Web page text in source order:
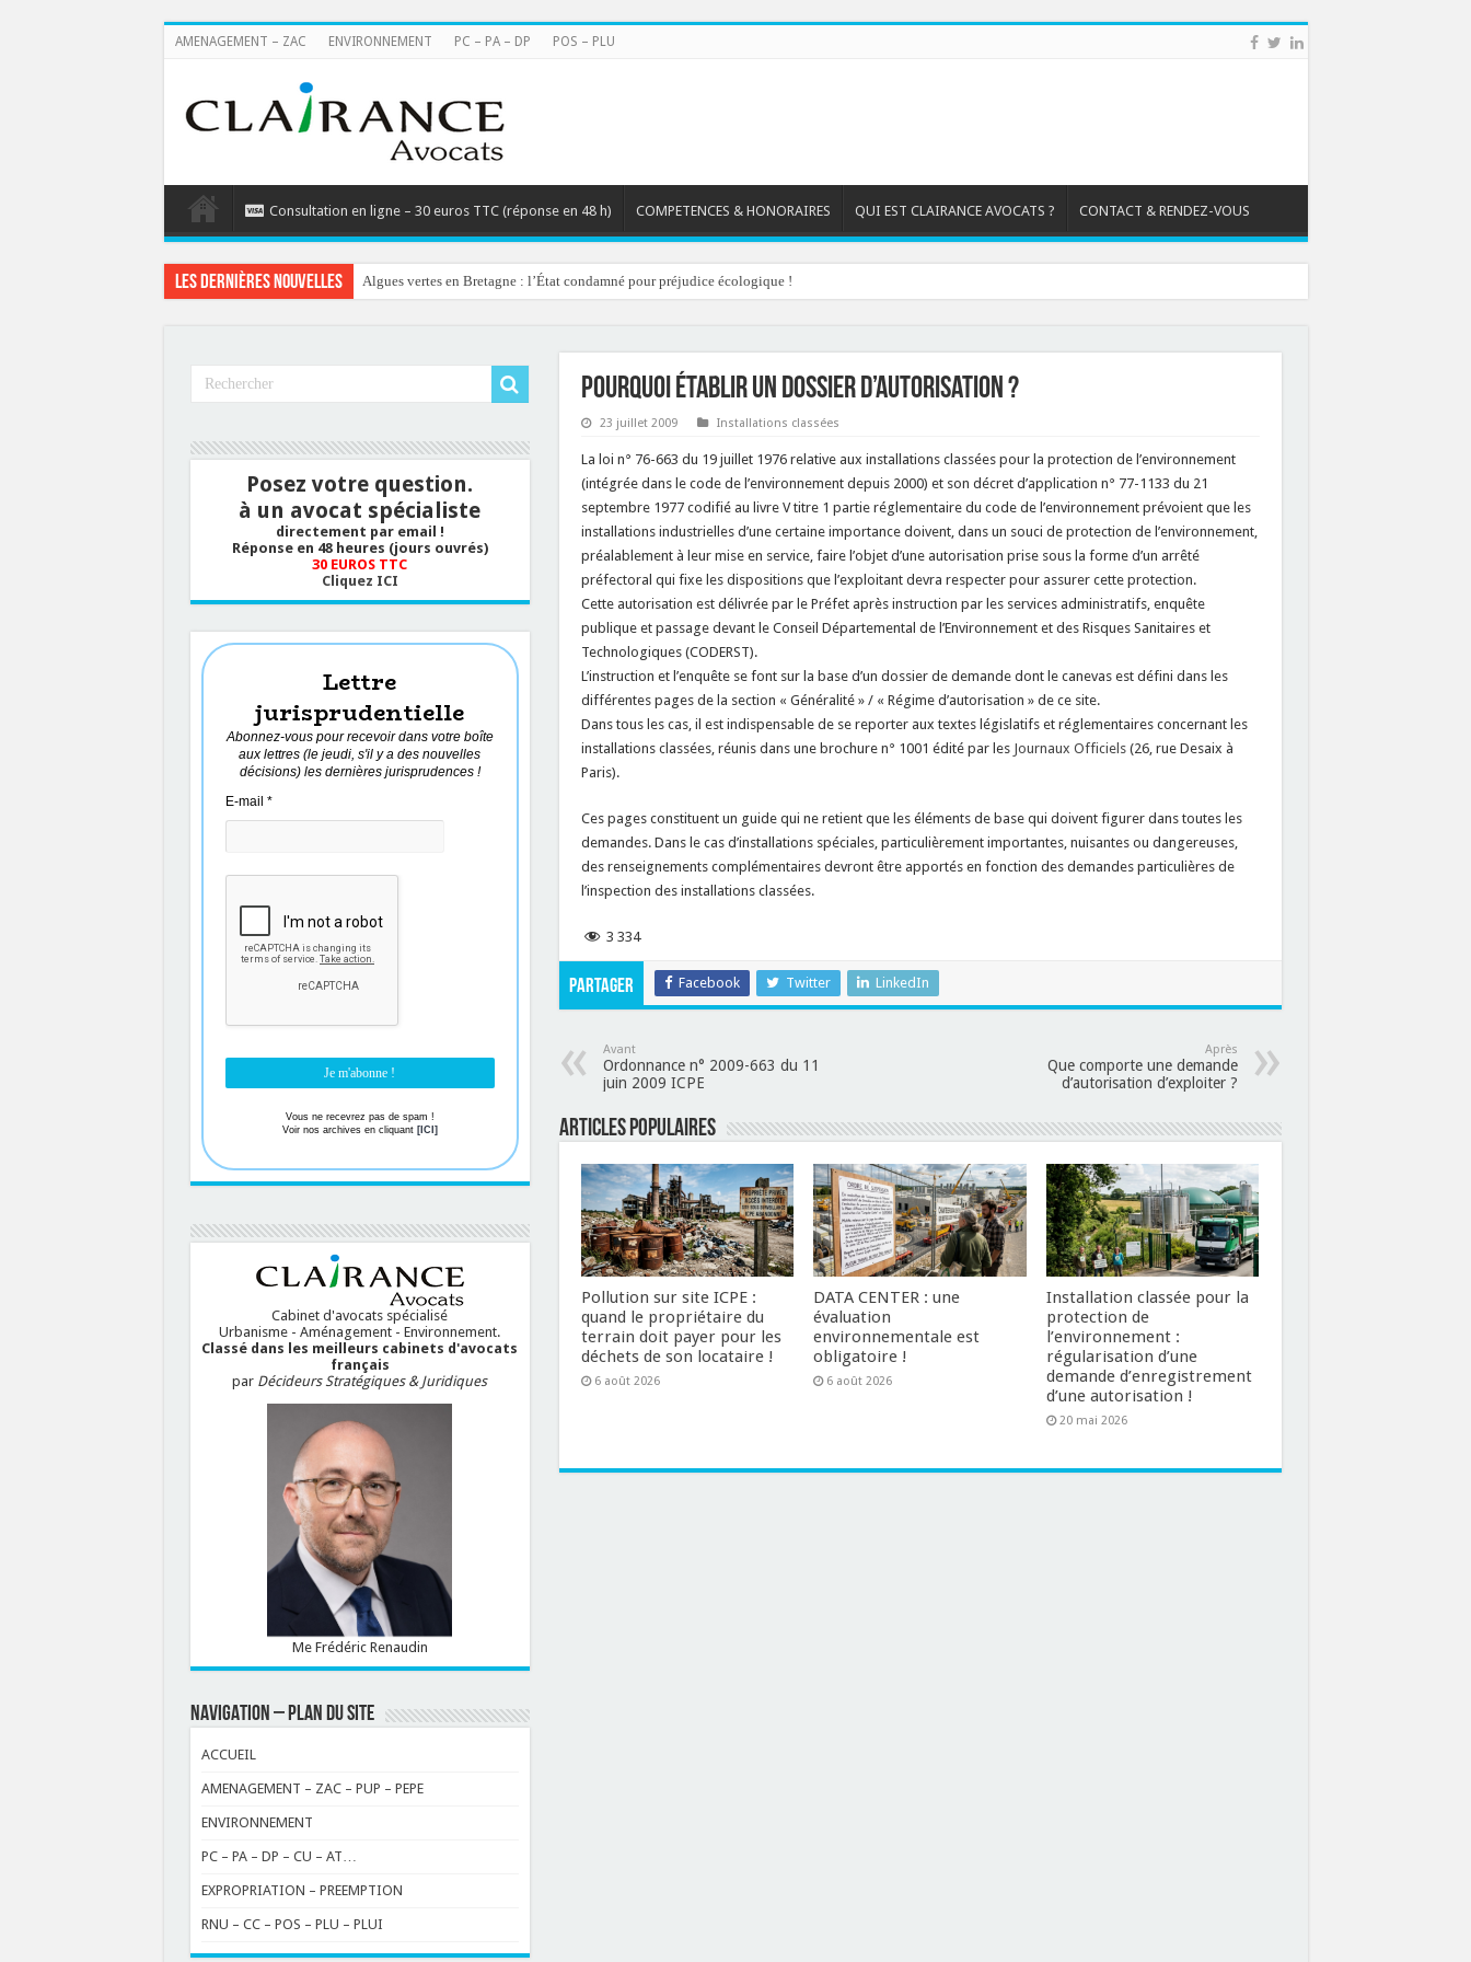
AMENAGEMENT – ZAC ENVIRONNEMENT PC – PA – DP POS – PLU
Consultation en ligne – 30 euros TTC (réponse en 48 h) COMPETENCES & HONORAIRES QUI EST CLAIRANCE AVOCATS ? CONTACT & RENDEZ-VOUS
Les dernières nouvelles Algues vertes en Bretagne : l’État condamné pour préjudice écologique !
Pourquoi établir un dossier d’autorisation ?
23 juillet 2009 Installations classées
La loi n° 76-663 du 19 juillet 1976 relative aux installations classées pour la protection de l’environnement
(intégrée dans le code de l’environnement depuis 2000) et son décret d’application n° 77-1133 du 21
septembre 1977 codifié au livre V titre 1 partie réglementaire du code de l’environnement prévoient que les
installations industrielles d’une certaine importance doivent, dans un souci de protection de l’environnement,
préalablement à leur mise en service, faire l’objet d’une autorisation prise sous la forme d’un arrêté
préfectoral qui fixe les dispositions que l’exploitant devra respecter pour assurer cette protection.
Cette autorisation est délivrée par le Préfet après instruction par les services administratifs, enquête
publique et passage devant le Conseil Départemental de l’Environnement et des Risques Sanitaires et
Technologiques (CODERST).
L’instruction et l’enquête se font sur la base d’un dossier de demande dont le canevas est défini dans les
différentes pages de la section « Généralité » / « Régime d’autorisation » de ce site.
Dans tous les cas, il est indispensable de se reporter aux textes législatifs et réglementaires concernant les
installations classées, réunis dans une brochure n° 1001 édité par les Journaux Officiels(26, rue Desaix à
Paris).
Ces pages constituent un guide qui ne retient que les éléments de base qui doivent figurer dans toutes les
demandes. Dans le cas d’installations spéciales, particulièrement importantes, nuisantes ou dangereuses,
des renseignements complémentaires devront être apportés en fonction des demandes particulières de
l’inspection des installations classées.
3 334
Partager Facebook Twitter LinkedIn
Avant
Ordonnance n° 2009-663 du 11
juin 2009 ICPE
Après
Que comporte une demande
d’autorisation d’exploiter ?
Articles populaires
Pollution sur site ICPE :
quand le propriétaire du
terrain doit payer pour les
déchets de son locataire !
6 août 2026
DATA CENTER : une
évaluation
environnementale est
obligatoire !
6 août 2026
Installation classée pour la
protection de
l’environnement :
régularisation d’une
demande d’enregistrement
d’une autorisation !
20 mai 2026
Posez votre question.
à un avocat spécialiste
directement par email !
Réponse en 48 heures (jours ouvrés)
30 EUROS TTC
Cliquez ICI
Lettre
jurisprudentielle
Abonnez-vous pour recevoir dans votre boîte
aux lettres (le jeudi, s'il y a des nouvelles
décisions) les dernières jurisprudences !
E-mail *
Vous ne recevrez pas de spam !
Voir nos archives en cliquant [ICI]
Cabinet d'avocats spécialisé
Urbanisme - Aménagement - Environnement.
Classé dans les meilleurs cabinets d'avocats
français
par Décideurs Stratégiques & Juridiques
Me Frédéric Renaudin
NAVIGATION – PLAN DU SITE
ACCUEIL
AMENAGEMENT – ZAC – PUP – PEPE
ENVIRONNEMENT
PC – PA – DP – CU – AT…
EXPROPRIATION – PREEMPTION
RNU – CC – POS – PLU – PLUI